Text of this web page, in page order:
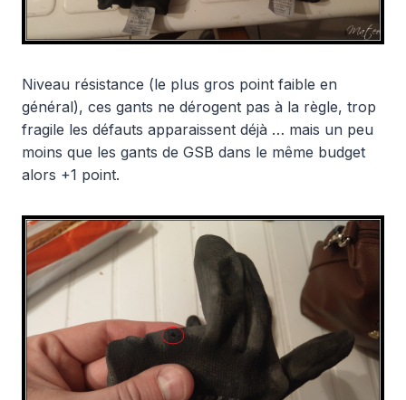
Niveau résistance (le plus gros point faible en
général), ces gants ne dérogent pas à la règle, trop
fragile les défauts apparaissent déjà … mais un peu
moins que les gants de GSB dans le même budget
alors +1 point.